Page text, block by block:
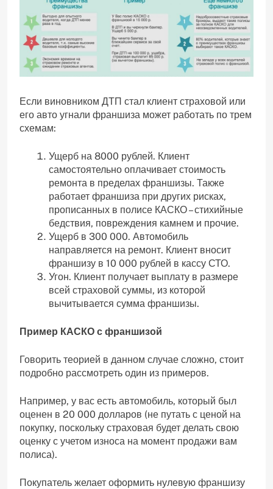
Если виновником ДТП стал клиент страховой или
его авто угнали франшиза может работать по трем
схемам:
Ущерб на 8000 рублей. Клиент
самостоятельно оплачивает стоимость
ремонта в пределах франшизы. Также
работает франшиза при других рисках,
прописанных в полисе КАСКО – стихийные
бедствия, повреждения камнем и прочие.
Ущерб в 300 000. Автомобиль
направляется на ремонт. Клиент вносит
франшизу в 10 000 рублей в кассу СТО.
Угон. Клиент получает выплату в размере
всей страховой суммы, из которой
вычитывается сумма франшизы.
Пример КАСКО с франшизой
Говорить теорией в данном случае сложно, стоит
подробно рассмотреть один из примеров.
Например, у вас есть автомобиль, который был
оценен в 20 000 долларов (не путать с ценой на
покупку, поскольку страховая будет делать свою
оценку с учетом износа на момент продажи вам
полиса).
Покупатель желает оформить нулевую франшизу